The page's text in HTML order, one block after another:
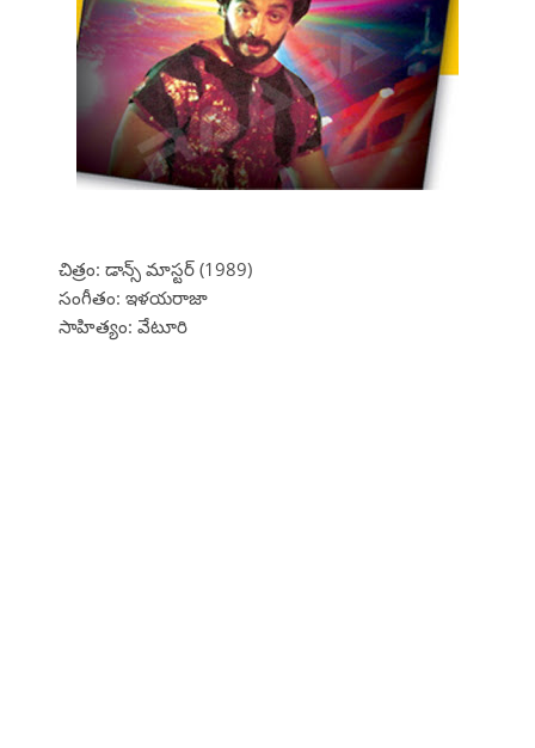
చిత్రం: డాన్స్ మాస్టర్ (1989)
సంగీతం: ఇళయరాజా
సాహిత్యం: వేటూరి